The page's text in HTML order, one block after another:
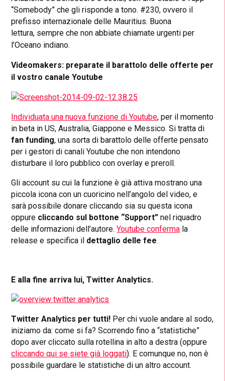
“Somebody” che gli risponde a tono. #230, ovvero il
prefisso internazionale delle Mauritius. Buona
lettura, sempre che non abbiate chiamate urgenti per
l’Oceano indiano.
Videomakers: preparate il barattolo delle offerte per
il vostro canale Youtube
Individuata una nuova funzione di Youtube, per il momento
in beta in US, Australia, Giappone e Messico. Si tratta di
fan funding, una sorta di barattolo delle offerte pensato
per i gestori di canali Youtube che non intendono
disturbare il loro pubblico con overlay e preroll.
Gli account su cui la funzione è già attiva mostrano una
piccola icona con un cuoricino nell’angolo del video, e
sarà possibile donare cliccando sia su questa icona
oppure cliccando sul bottone “Support” nel riquadro
delle informazioni dell’autore.Youtube conferma la
release e specifica il dettaglio delle fee.
E alla fine arriva lui, Twitter Analytics.
Twitter Analytics per tutti! Per chi vuole andare al sodo,
iniziamo da: come si fa? Scorrendo fino a “statistiche”
dopo aver cliccato sulla rotellina in alto a destra (oppure
cliccando qui se siete già loggati). E comunque no, non è
possibile guardare le statistiche di un altro account.